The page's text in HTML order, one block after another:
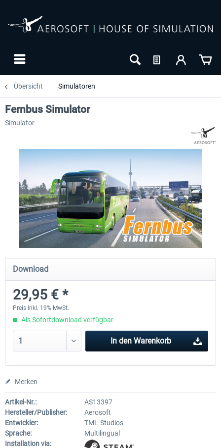
Übersicht Simulatoren
Fernbus Simulator
29,95 € *
Train Simulator Classic
Fernbus Simulator
Simulator
Download
29,95 € *
Preis inkl. 19% MwSt.
Als Sofortdownload verfügbar
In den Warenkorb
Merken
Artikel-Nr.:
AS13397
Hersteller/Publisher:
Aerosoft
Entwickler:
TML-Studios
Sprache:
Multilingual
Installation via: